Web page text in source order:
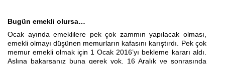
Bugün emekli olursa…
Ocak ayında emeklilere pek çok zammın yapılacak olması,
emekli olmayı düşünen memurların kafasını karıştırdı. Pek çok
memur emekli olmak için 1 Ocak 2016’yı bekleme kararı aldı.
Aslına bakarsanız buna gerek yok. 16 Aralık ve sonrasında